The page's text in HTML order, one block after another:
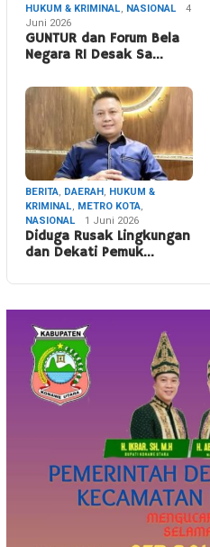
HUKUM & KRIMINAL, NASIONAL
4
Juni 2026
GUNTUR dan Forum Bela
Negara RI Desak Sa…
BERITA, DAERAH, HUKUM &
KRIMINAL, METRO KOTA,
NASIONAL
1 Juni 2026
Diduga Rusak Lingkungan
dan Dekati Pemuk…